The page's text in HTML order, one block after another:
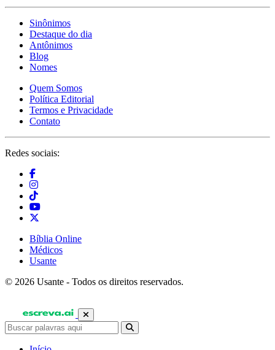
Sinônimos
Destaque do dia
Antônimos
Blog
Nomes
Quem Somos
Política Editorial
Termos e Privacidade
Contato
Redes sociais:
Bíblia Online
Médicos
Usante
© 2026 Usante - Todos os direitos reservados.